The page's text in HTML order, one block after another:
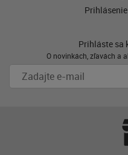
Prihláste sa
O novinkách, zľavách a